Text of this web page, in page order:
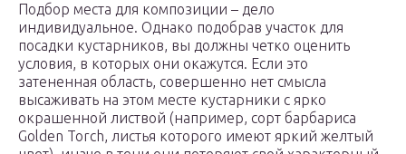
Подбор места для композиции – дело
индивидуальное. Однако подобрав участок для
посадки кустарников, вы должны четко оценить
условия, в которых они окажутся. Если это
затененная область, совершенно нет смысла
высаживать на этом месте кустарники с ярко
окрашенной листвой (например, сорт барбариса
Golden Torch, листья которого имеют яркий желтый